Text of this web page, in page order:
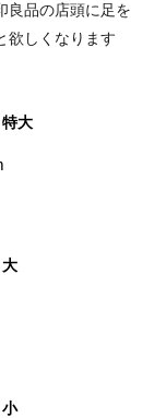
良品の店頭に足を
欲しくなります
大